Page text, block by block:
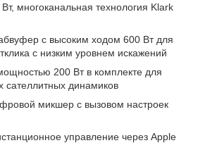
многоканальная технология Klark
с высоким ходом 600 Вт для
с низким уровнем искажений
200 Вт в комплекте для
сателлитных динамиков
микшер с вызовом настроек
управление через Apple